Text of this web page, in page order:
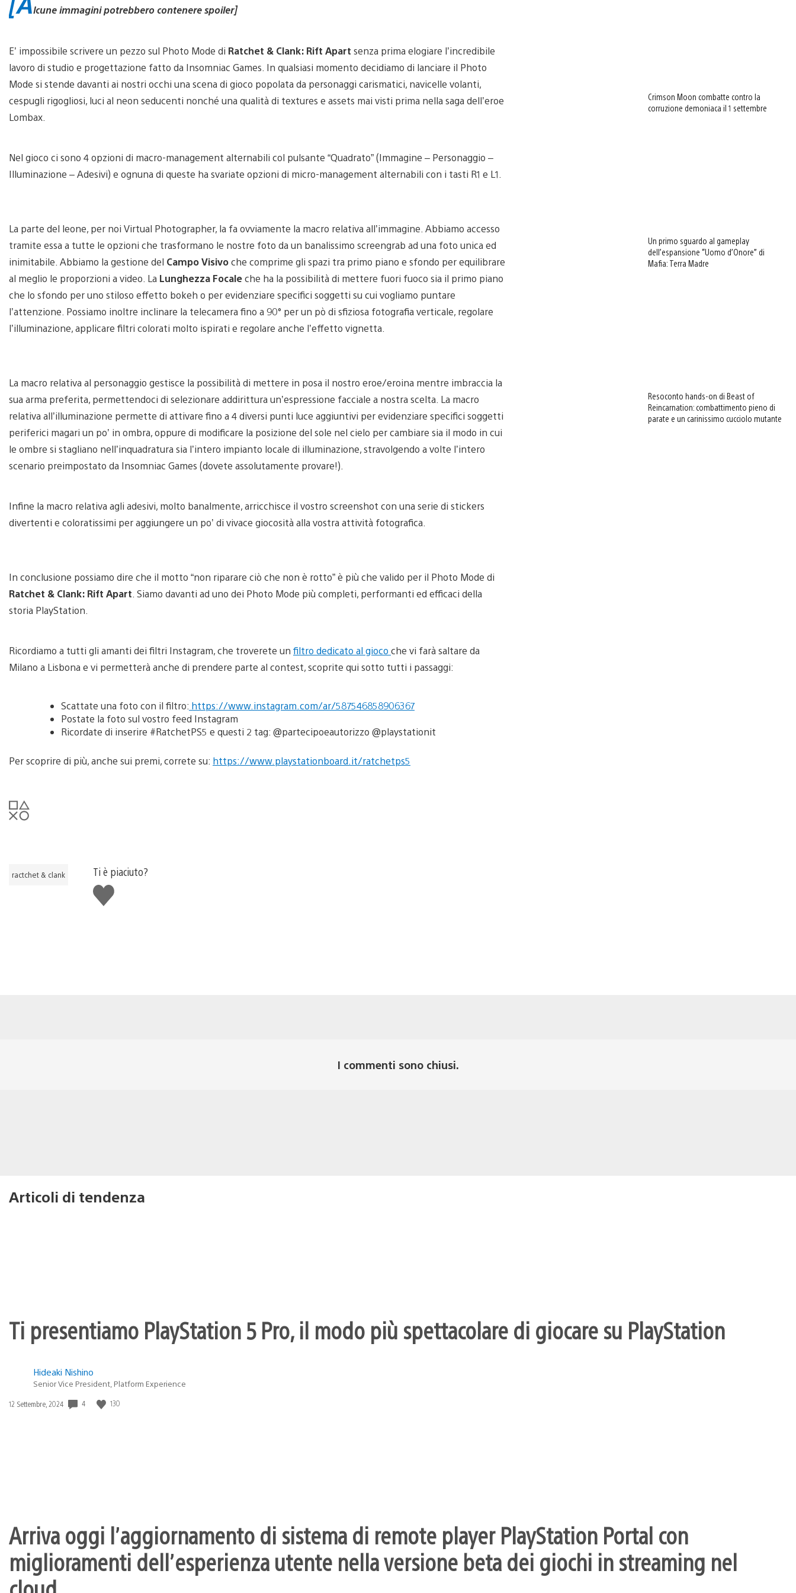
lcune immagini potrebbero contenere spoiler]
E’ impossibile scrivere un pezzo sul Photo Mode di Ratchet & Clank: Rift Apart senza prima elogiare l’incredibile
lavoro di studio e progettazione fatto da Insomniac Games. In qualsiasi momento decidiamo di lanciare il Photo
Mode si stende davanti ai nostri occhi una scena di gioco popolata da personaggi carismatici, navicelle volanti,
cespugli rigogliosi, luci al neon seducenti nonché una qualità di textures e assets mai visti prima nella saga dell’eroe
Lombax.
Nel gioco ci sono 4 opzioni di macro-management alternabili col pulsante “Quadrato” (Immagine – Personaggio –
Illuminazione – Adesivi) e ognuna di queste ha svariate opzioni di micro-management alternabili con i tasti R1 e L1.
La parte del leone, per noi Virtual Photographer, la fa ovviamente la macro relativa all’immagine. Abbiamo accesso
tramite essa a tutte le opzioni che trasformano le nostre foto da un banalissimo screengrab ad una foto unica ed
inimitabile. Abbiamo la gestione del Campo Visivoche comprime gli spazi tra primo piano e sfondo per equilibrare
al meglio le proporzioni a video. La Lunghezza Focaleche ha la possibilità di mettere fuori fuoco sia il primo piano
che lo sfondo per uno stiloso effetto bokeh o per evidenziare specifici soggetti su cui vogliamo puntare
l’attenzione. Possiamo inoltre inclinare la telecamera fino a 90° per un pò di sfiziosa fotografia verticale, regolare
l’illuminazione, applicare filtri colorati molto ispirati e regolare anche l’effetto vignetta.
La macro relativa al personaggio gestisce la possibilità di mettere in posa il nostro eroe/eroina mentre imbraccia la
sua arma preferita, permettendoci di selezionare addirittura un’espressione facciale a nostra scelta. La macro
relativa all’illuminazione permette di attivare fino a 4 diversi punti luce aggiuntivi per evidenziare specifici soggetti
periferici magari un po’ in ombra, oppure di modificare la posizione del sole nel cielo per cambiare sia il modo in cui
le ombre si stagliano nell’inquadratura sia l’intero impianto locale di illuminazione, stravolgendo a volte l’intero
scenario preimpostato da Insomniac Games (dovete assolutamente provare!).
Infine la macro relativa agli adesivi, molto banalmente, arricchisce il vostro screenshot con una serie di stickers
divertenti e coloratissimi per aggiungere un po’ di vivace giocosità alla vostra attività fotografica.
In conclusione possiamo dire che il motto “non riparare ciò che non è rotto” è più che valido per il Photo Mode di
Ratchet & Clank: Rift Apart . Siamo davanti ad uno dei Photo Mode più completi, performanti ed efficaci della
storia PlayStation.
Ricordiamo a tutti gli amanti dei filtri Instagram, che troverete un filtro dedicato al gioco che vi farà saltare da
Milano a Lisbona e vi permetterà anche di prendere parte al contest, scoprite qui sotto tutti i passaggi:
Scattate una foto con il filtro: https://www.instagram.com/ar/587546858906367
Postate la foto sul vostro feed Instagram
Ricordate di inserire #RatchetPS5 e questi 2 tag: @partecipoeautorizzo @playstationit
Per scoprire di più, anche sui premi, correte su: https://www.playstationboard.it/ratchetps5
ractchet & clank
Ti è piaciuto?
Mi
piace
Crimson Moon combatte contro la
corruzione demoniaca il 1 settembre
Un primo sguardo al gameplay
dell’espansione “Uomo d’Onore” di
Mafia: Terra Madre
Resoconto hands-on di Beast of
Reincarnation: combattimento pieno di
parate e un carinissimo cucciolo mutante
I commenti sono chiusi.
Articoli di tendenza
Ti presentiamo PlayStation 5 Pro, il modo più spettacolare di giocare su PlayStation
Hideaki Nishino
Senior Vice President, Platform Experience
Data
12 Settembre, 2024 4 130
Arriva oggi l’aggiornamento di sistema di remote player PlayStation Portal con
miglioramenti dell’esperienza utente nella versione beta dei giochi in streaming nel